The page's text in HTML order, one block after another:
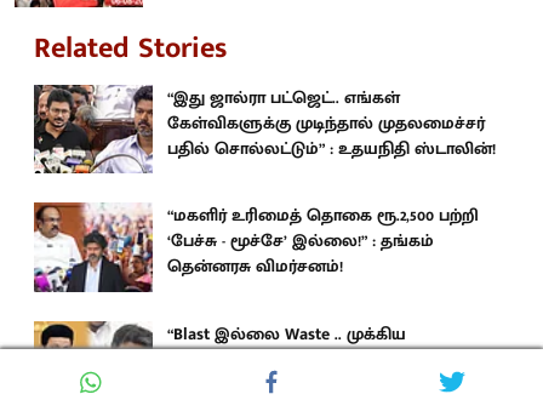
Related Stories
“இது ஜால்ரா பட்ஜெட்.. எங்கள்
கேள்விகளுக்கு முடிந்தால் முதலமைச்சர்
பதில் சொல்லட்டும்” : உதயநிதி ஸ்டாலின்!
“மகளிர் உரிமைத் தொகை ரூ.2,500 பற்றி
‘பேச்சு - மூச்சே’ இல்லை!” : தங்கம்
தென்னரசு விமர்சனம்!
“Blast இல்லை Waste .. முக்கிய
வாக்குறுதிகள் பற்றி மூச்சே விடாத
பட்ஜெட்” : திமுக தலைவர் மு.க.ஸ்டாலின்!